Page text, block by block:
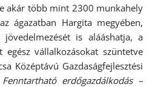
akár több mint 2300 munkahely
ágazatban Hargita megyében,
is alááshatja, a
egész vállalkozásokat szüntetve
Középtávú Gazdaságfejlesztési
Fenntartható erdőgazdálkodás –